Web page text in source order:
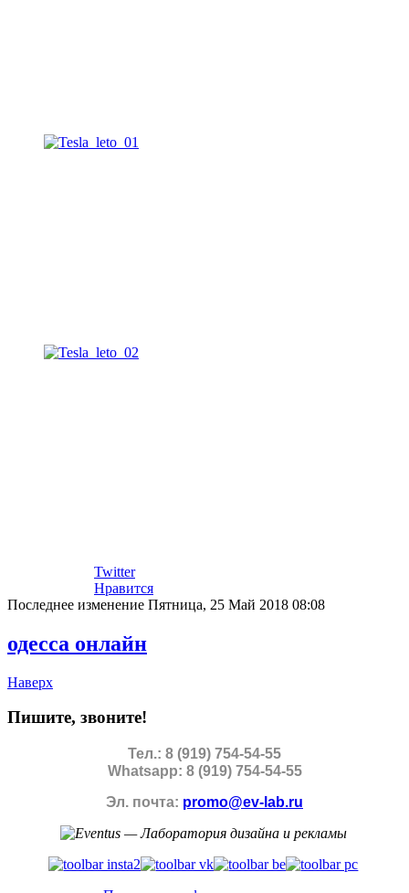
Twitter
Нравится
Последнее изменение Пятница, 25 Май 2018 08:08
одесса онлайн
Наверх
Пишите, звоните!
Тел.: 8 (919) 754-54-55
Whatsapp: 8 (919) 754-54-55
Эл. почта: promo@ev-lab.ru